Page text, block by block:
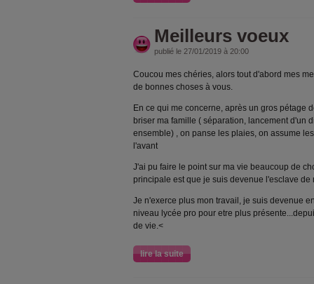
Meilleurs voeux
publié le 27/01/2019 à 20:00
Coucou mes chéries, alors tout d'abord mes
de bonnes choses à vous.
En ce qui me concerne, après un gros pétage
briser ma famille ( séparation, lancement d'un
ensemble) , on panse les plaies, on assume
l'avant
J'ai pu faire le point sur ma vie beaucoup de
principale est que je suis devenue l'esclave de
Je n'exerce plus mon travail, je suis devenue
niveau lycée pro pour etre plus
de vie.<
lire la suite